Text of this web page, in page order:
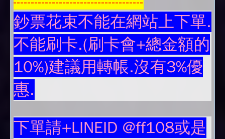
鈔票花束不能在網站上下單.
不能刷卡.(刷卡會+總金額的
10%)建議用轉帳.沒有3%優
惠.
下單請+LINEID @ff108或是